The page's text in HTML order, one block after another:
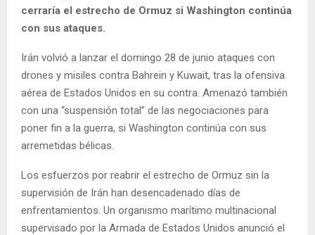
cerraría el estrecho de Ormuz si Washington continúa
con sus ataques.
Irán volvió a lanzar el domingo 28 de junio ataques con
drones y misiles contra Bahrein y Kuwait, tras la ofensiva
aérea de Estados Unidos en su contra. Amenazó también
con una “suspensión total” de las negociaciones para
poner fin a la guerra, si Washington continúa con sus
arremetidas bélicas.
Los esfuerzos por reabrir el estrecho de Ormuz sin la
supervisión de Irán han desencadenado días de
enfrentamientos. Un organismo marítimo multinacional
supervisado por la Armada de Estados Unidos anunció el